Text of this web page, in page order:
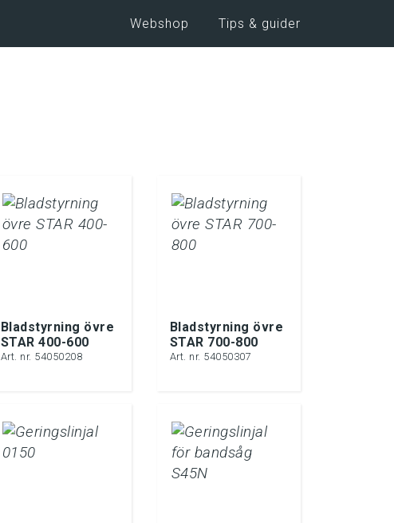
Webshop Tips & guider
Bladstyrning övre
STAR 400-600
Art. nr. 54050208
Bladstyrning övre
STAR 700-800
Art. nr. 54050307